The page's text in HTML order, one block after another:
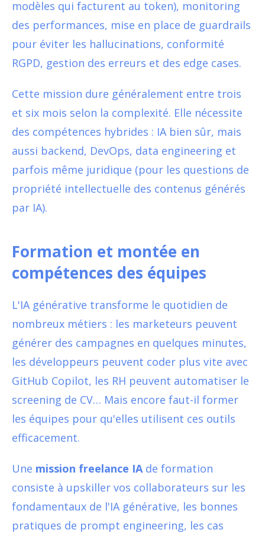
modèles qui facturent au token), monitoring
des performances, mise en place de guardrails
pour éviter les hallucinations, conformité
RGPD, gestion des erreurs et des edge cases.
Cette mission dure généralement entre trois
et six mois selon la complexité. Elle nécessite
des compétences hybrides : IA bien sûr, mais
aussi backend, DevOps, data engineering et
parfois même juridique (pour les questions de
propriété intellectuelle des contenus générés
par IA).
Formation et montée en
compétences des équipes
L'IA générative transforme le quotidien de
nombreux métiers : les marketeurs peuvent
générer des campagnes en quelques minutes,
les développeurs peuvent coder plus vite avec
GitHub Copilot, les RH peuvent automatiser le
screening de CV… Mais encore faut-il former
les équipes pour qu'elles utilisent ces outils
efficacement.
Une mission freelance IA de formation
consiste à upskiller vos collaborateurs sur les
fondamentaux de l'IA générative, les bonnes
pratiques de prompt engineering, les cas